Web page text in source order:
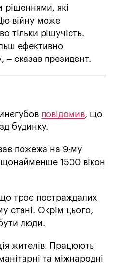
рішеннями, які
війну може
тільки рішучість.
ефективно
– сказав президент.
повідомив, що
будинку.
пожежа на 9-му
1500 вікон
троє постраждалих
стані. Окрім цього,
люди.
жителів. Працюють
та міжнародні